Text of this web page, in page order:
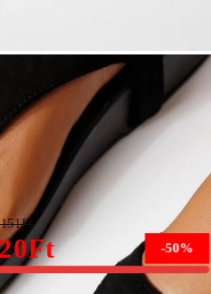
fekete ökológiai velúr
Maya #25324
-50%
Méret útmutató